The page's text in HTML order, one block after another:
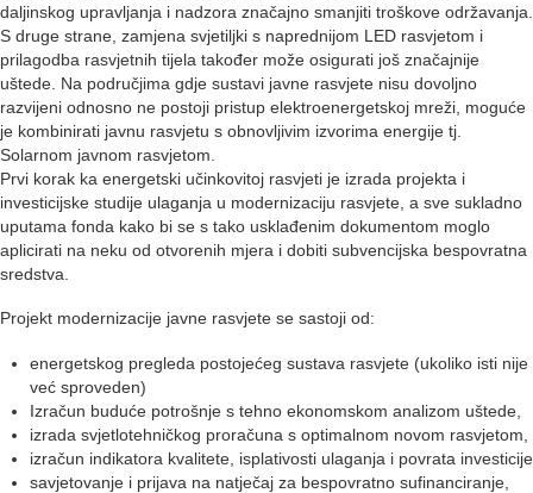
daljinskog upravljanja i nadzora značajno smanjiti troškove održavanja.
S druge strane, zamjena svjetiljki s naprednijom LED rasvjetom i
prilagodba rasvjetnih tijela također može osigurati još značajnije
uštede. Na područjima gdje sustavi javne rasvjete nisu dovoljno
razvijeni odnosno ne postoji pristup elektroenergetskoj mreži, moguće
je kombinirati javnu rasvjetu s obnovljivim izvorima energije tj.
Solarnom javnom rasvjetom.
Prvi korak ka energetski učinkovitoj rasvjeti je izrada projekta i
investicijske studije ulaganja u modernizaciju rasvjete, a sve sukladno
uputama fonda kako bi se s tako usklađenim dokumentom moglo
aplicirati na neku od otvorenih mjera i dobiti subvencijska bespovratna
sredstva.
Projekt modernizacije javne rasvjete se sastoji od:
energetskog pregleda postojećeg sustava rasvjete (ukoliko isti nije
već sproveden)
Izračun buduće potrošnje s tehno ekonomskom analizom uštede,
izrada svjetlotehničkog proračuna s optimalnom novom rasvjetom,
izračun indikatora kvalitete, isplativosti ulaganja i povrata investicije
savjetovanje i prijava na natječaj za bespovratno sufinanciranje,